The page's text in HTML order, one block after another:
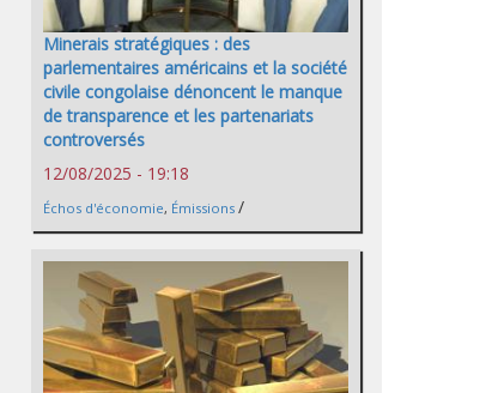
Minerais stratégiques : des
parlementaires américains et la société
civile congolaise dénoncent le manque
de transparence et les partenariats
controversés
12/08/2025 - 19:18
Échos d'économie, Émissions /